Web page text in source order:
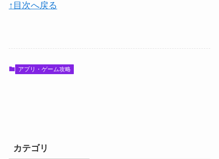
↑目次へ戻る
アプリ・ゲーム攻略
カテゴリ